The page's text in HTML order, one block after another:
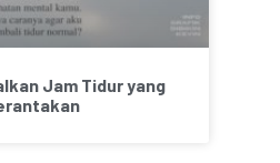
Jam Tidur yang